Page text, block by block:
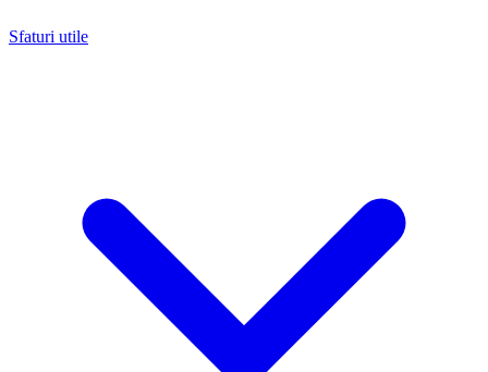
Sfaturi utile